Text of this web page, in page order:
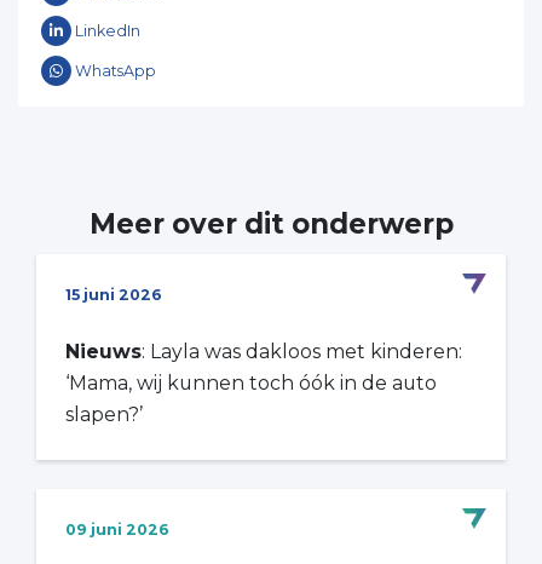
LinkedIn
WhatsApp
Meer over dit onderwerp
15 juni 2026
Nieuws: Layla was dakloos met kinderen:
‘Mama, wij kunnen toch óók in de auto
slapen?’
09 juni 2026